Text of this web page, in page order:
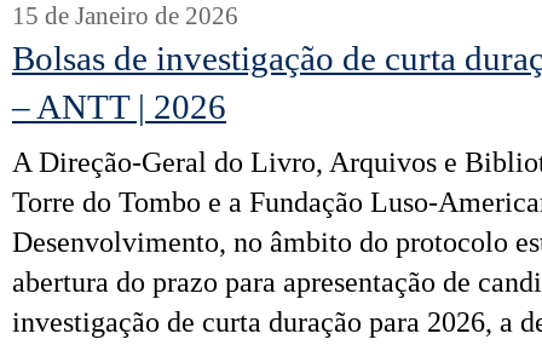
15 de Janeiro de 2026
Bolsas de investigação de curta
– ANTT | 2026
A Direção-Geral do Livro, Arquivos e
Torre do Tombo e a Fundação Luso-
Desenvolvimento, no âmbito do protocolo
abertura do prazo para apresentação de
investigação de curta duração para 2026, a